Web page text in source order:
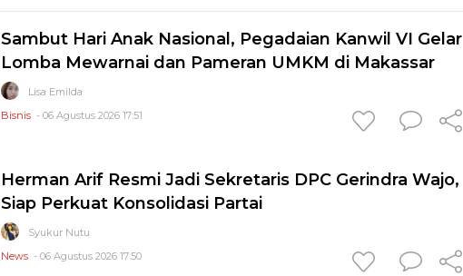
Sambut Hari Anak Nasional, Pegadaian Kanwil VI Gelar
Lomba Mewarnai dan Pameran UMKM di Makassar
Lisa Emilda
Bisnis - 06 Agustus 2026 17:51
Herman Arif Resmi Jadi Sekretaris DPC Gerindra Wajo,
Siap Perkuat Konsolidasi Partai
Syukur Nutu
News - 06 Agustus 2026 17:50